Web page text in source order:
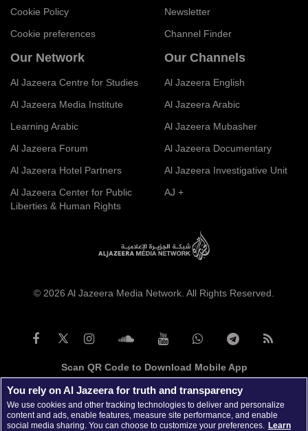
Cookie Policy
Cookie preferences
Newsletter
Channel Finder
Our Network
Al Jazeera Centre for Studies
Al Jazeera Media Institute
Learning Arabic
Al Jazeera Forum
Al Jazeera Hotel Partners
Al Jazeera Center for Public
Liberties & Human Rights
Our Channels
Al Jazeera English
Al Jazeera Arabic
Al Jazeera Mubasher
Al Jazeera Documentary
Al Jazeera Investigative Unit
AJ +
© 2026 Al Jazeera Media Network. All Rights Reserved.
Scan QR Code to Download Mobile App
You rely on Al Jazeera for truth and transparency
We use cookies and other tracking technologies to deliver and personalize
content and ads, enable features, measure site performance, and enable
social media sharing. You can choose to customize your preferences. Learn